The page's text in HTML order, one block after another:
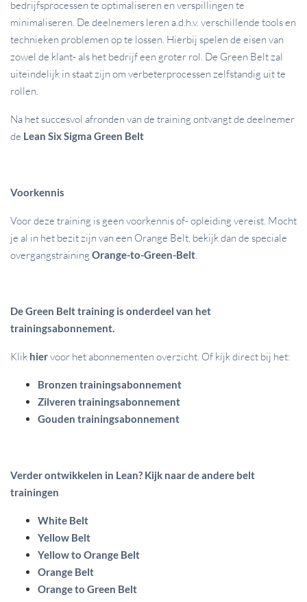
bedrijfsprocessen te optimaliseren en verspillingen te
minimaliseren. De deelnemers leren a.d.h.v. verschillende tools en
technieken problemen op te lossen. Hierbij spelen de eisen van
zowel de klant- als het bedrijf een groter rol. De Green Belt zal
uiteindelijk in staat zijn om verbeterprocessen zelfstandig uit te
rollen.
Na het succesvol afronden van de training ontvangt de deelnemer
de Lean Six Sigma Green Belt
Voorkennis
Voor deze training is geen voorkennis of- opleiding vereist. Mocht
je al in het bezit zijn van een Orange Belt, bekijk dan de speciale
overgangstraining Orange-to-Green-Belt
De Green Belt training is onderdeel van het
trainingsabonnement.
Klik hiervoor het abonnementen overzicht. Of kijk direct bij het:
Bronzen trainingsabonnement
Zilveren trainingsabonnement
Gouden trainingsabonnement
Verder ontwikkelen in Lean? Kijk naar de andere belt
trainingen
White Belt
Yellow Belt
Yellow to Orange Belt
Orange Belt
Orange to Green Belt